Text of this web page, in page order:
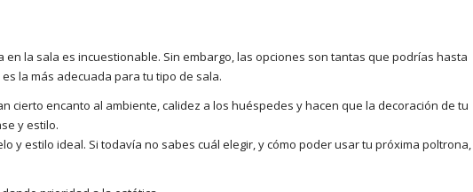
la sala es incuestionable. Sin embargo, las opciones son tantas que podrías hasta
la más adecuada para tu tipo de sala.
cierto encanto al ambiente, calidez a los huéspedes y hacen que la decoración de tu
y estilo.
y estilo ideal. Si todavía no sabes cuál elegir, y cómo poder usar tu próxima poltrona,